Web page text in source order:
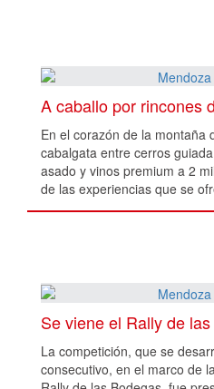
A caballo por rincones
En el corazón de la montaña
cabalgata entre cerros
asado y vinos premium a 2
de las experiencias que se
sensaciones únicas.
Se viene el Rally de
La competición, que se
consecutivo, en el marco de